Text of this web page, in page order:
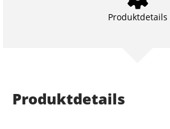
Produktdetails
Produktdetails